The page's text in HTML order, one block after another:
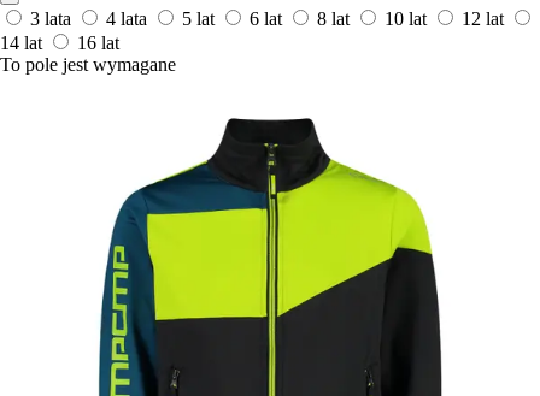
3 lata 4 lata 5 lat 6 lat 8 lat 10 lat
12 lat
14 lat
16 lat
To pole jest wymagane